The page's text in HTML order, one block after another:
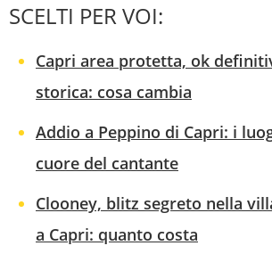
SCELTI PER VOI:
Capri area protetta, ok
storica: cosa cambia
Addio a Peppino di Capri: i
cuore del cantante
Clooney, blitz segreto nella
a Capri: quanto costa